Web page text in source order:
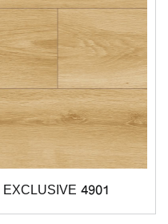
EXCLUSIVE 4901